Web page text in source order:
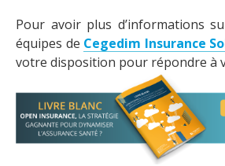
Pour avoir plus d’informations
équipes de Cegedim Insurance
votre disposition pour répondre à